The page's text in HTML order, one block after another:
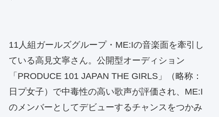
11人組ガールズグループ・ME:Iの音楽面を牽引し
ている高見文寧さん。公開型オーディション
「PRODUCE 101 JAPAN THE GIRLS」（略称：
日プ女子）で中毒性の高い歌声が評価され、ME:I
のメンバーとしてデビューするチャンスをつかみ